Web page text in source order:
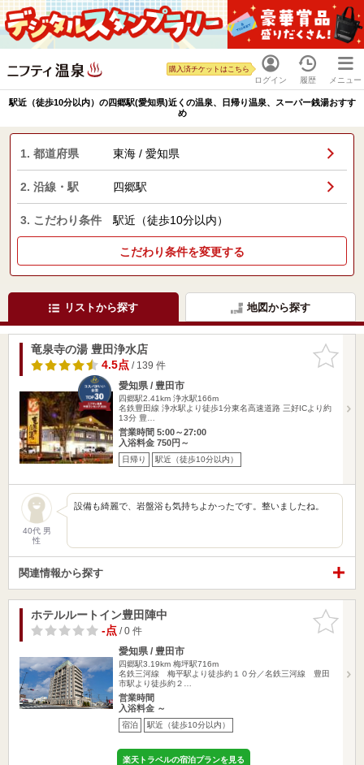
ログイン
購入済チケットはこちら
履歴 メニュー
駅近（徒歩10分以内）の四郷駅(愛知県)近くの温泉、日帰り温泉、スーパー銭湯おすす
め
1. 都道府県 東海 / 愛知県
2. 沿線・駅 四郷駅
3. こだわり条件 駅近（徒歩10分以内）
こだわり条件を変更する
リストから探す 地図から探す
お気に入
りに追加
竜泉寺の湯 豊田浄水店
4.5点/ 139 件
愛知県 / 豊田市
四郷駅2.41km 浄水駅166m
名鉄豊田線 浄水駅より徒歩1分東名高速道路 三好ICより約
13分 豊…
営業時間 5:00～27:00
入浴料金 750円～
日帰り 駅近（徒歩10分以内）
40代 男
性
設備も綺麗で、岩盤浴も気持ちよかったです。整いましたね。
関連情報から探す
お気に入
りに追加
ホテルルートイン豊田陣中
-点/ 0 件
愛知県 / 豊田市
四郷駅3.19km 梅坪駅716m
名鉄三河線 梅平駅より徒歩約１０分／名鉄三河線 豊田
市駅より徒歩約２…
営業時間
入浴料金 ～
宿泊 駅近（徒歩10分以内）
楽天トラベルの宿泊プランを見る